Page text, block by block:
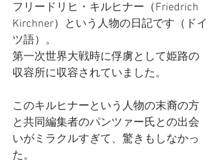
フリードリヒ・キルヒナー（Friedrich
Kirchner）という人物の日記です（ドイ
ツ語）。
第一次世界大戦時に俘虜として姫路の
収容所に収容されていました。
このキルヒナーという人物の末裔の方
と共同編集者のパンツァー氏との出会
いがミラクルすぎて、驚きもしなかっ
た。